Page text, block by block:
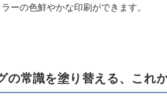
ーの色鮮やかな印刷ができます。
の常識を塗り替える、これ